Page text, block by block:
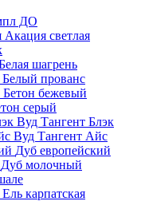
ДО
Акация светлая
шагрень
Белый прованс
Бетон бежевый
серый
Вуд Тангент Блэк
Вуд Тангент Айс
Дуб европейский
Дуб молочный
Ель карпатская